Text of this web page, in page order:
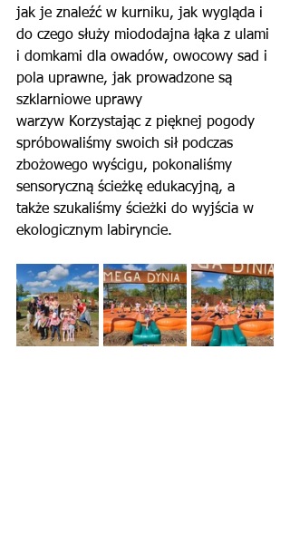
jak je znaleźć w kurniku, jak wygląda i
do czego służy miododajna łąka z ulami
i domkami dla owadów, owocowy sad i
pola uprawne, jak prowadzone są
szklarniowe uprawy
warzyw Korzystając z pięknej pogody
spróbowaliśmy swoich sił podczas
zbożowego wyścigu, pokonaliśmy
sensoryczną ścieżkę edukacyjną, a
także szukaliśmy ścieżki do wyjścia w
ekologicznym labiryncie.